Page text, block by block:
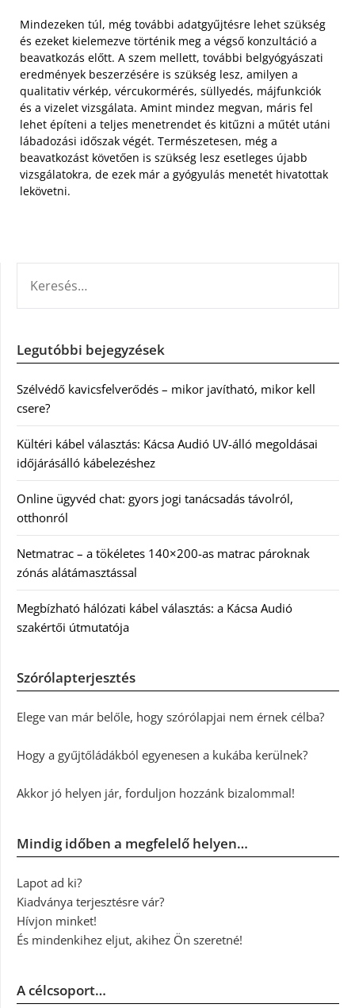
Mindezeken túl, még további adatgyűjtésre lehet szükség
és ezeket kielemezve történik meg a végső konzultáció a
beavatkozás előtt. A szem mellett, további belgyógyászati
eredmények beszerzésére is szükség lesz, amilyen a
qualitativ vérkép, vércukormérés, süllyedés, májfunkciók
és a vizelet vizsgálata. Amint mindez megvan, máris fel
lehet építeni a teljes menetrendet és kitűzni a műtét utáni
lábadozási időszak végét. Természetesen, még a
beavatkozást követően is szükség lesz esetleges újabb
vizsgálatokra, de ezek már a gyógyulás menetét hivatottak
lekövetni.
Legutóbbi bejegyzések
Szélvédő kavicsfelverődés – mikor javítható, mikor kell
csere?
Kültéri kábel választás: Kácsa Audió UV-álló megoldásai
időjárásálló kábelezéshez
Online ügyvéd chat: gyors jogi tanácsadás távolról,
otthonról
Netmatrac – a tökéletes 140×200-as matrac pároknak
zónás alátámasztással
Megbízható hálózati kábel választás: a Kácsa Audió
szakértői útmutatója
Szórólapterjesztés
Elege van már belőle, hogy szórólapjai nem érnek célba?
Hogy a gyűjtőládákból egyenesen a kukába kerülnek?
Akkor jó helyen jár, forduljon hozzánk bizalommal!
Mindig időben a megfelelő helyen…
Lapot ad ki?
Kiadványa terjesztésre vár?
Hívjon minket!
És mindenkihez eljut, akihez Ön szeretné!
A célcsoport…